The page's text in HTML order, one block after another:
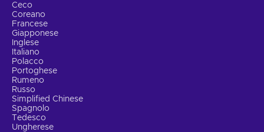
Ceco
Coreano
Francese
Giapponese
Inglese
Italiano
Polacco
Portoghese
Rumeno
Russo
Simplified Chinese
Spagnolo
Tedesco
Ungherese